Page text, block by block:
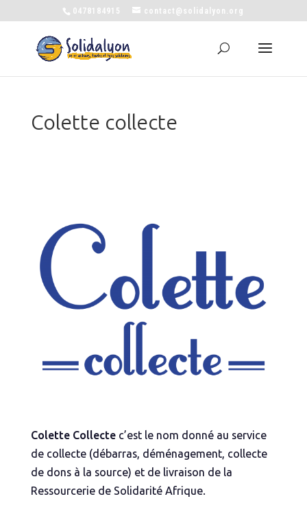
0478184915 contact@solidalyon.org
Colette collecte
Colette Collecte c’est le nom donné au service
de collecte (débarras, déménagement, collecte
de dons à la source) et de livraison de la
Ressourcerie de Solidarité Afrique.